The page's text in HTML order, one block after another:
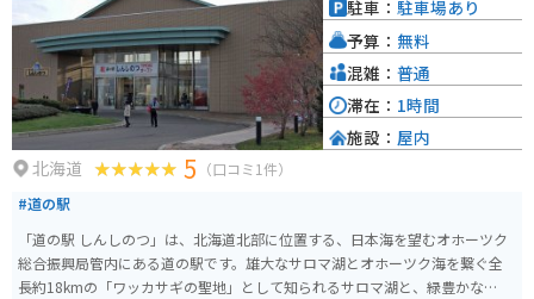
北海道 5 （口コミ1件）
#道の駅
「道の駅 しんしのつ」は、北海道北部に位置する、日本海を望むオホーツク
総合振興局管内にある道の駅です。雄大なサロマ湖とオホーツク海を繋ぐ全
長約18kmの「ワッカサギの聖地」として知られるサロマ湖と、緑豊かな原生
駐車： 駐車場あり
予算： 無料
混雑： 普通
滞在： 1時間
施設： 屋内